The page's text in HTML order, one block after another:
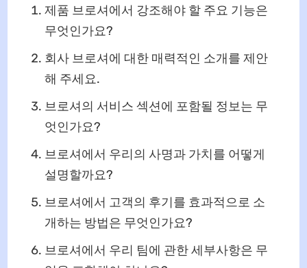
제품 브로셔에서 강조해야 할 주요 기능은
무엇인가요?
회사 브로셔에 대한 매력적인 소개를 제안
해 주세요.
브로셔의 서비스 섹션에 포함될 정보는 무
엇인가요?
브로셔에서 우리의 사명과 가치를 어떻게
설명할까요?
브로셔에서 고객의 후기를 효과적으로 소
개하는 방법은 무엇인가요?
브로셔에서 우리 팀에 관한 세부사항은 무